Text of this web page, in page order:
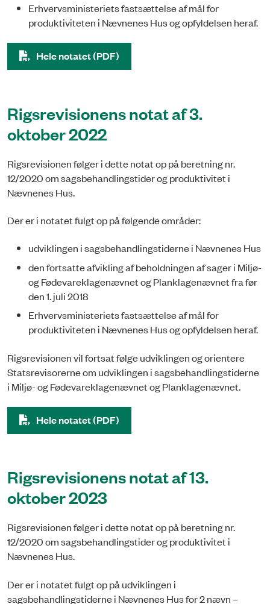
Erhvervsministeriets fastsættelse af mål for
produktiviteten i Nævnenes Hus og opfyldelsen heraf.
Hele notatet (PDF)
Rigsrevisionens notat af 3.
oktober 2022
Rigsrevisionen følger i dette notat op på beretning nr.
12/2020 om sagsbehandlingstider og produktivitet i
Nævnenes Hus.
Der er i notatet fulgt op på følgende områder:
udviklingen i sagsbehandlingstiderne i Nævnenes Hus
den fortsatte afvikling af beholdningen af sager i Miljø-
og Fødevareklagenævnet og Planklagenævnet fra før
den 1. juli 2018
Erhvervsministeriets fastsættelse af mål for
produktiviteten i Nævnenes Hus og opfyldelsen heraf.
Rigsrevisionen vil fortsat følge udviklingen og orientere
Statsrevisorerne om udviklingen i sagsbehandlingstiderne
i Miljø- og Fødevareklagenævnet og Planklagenævnet.
Hele notatet (PDF)
Rigsrevisionens notat af 13.
oktober 2023
Rigsrevisionen følger i dette notat op på beretning nr.
12/2020 om sagsbehandlingstider og produktivitet i
Nævnenes Hus.
Der er i notatet fulgt op på udviklingen i
sagsbehandlingstiderne i Nævnenes Hus for 2 nævn –